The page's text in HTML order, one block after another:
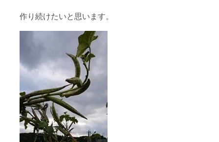
作り続けたいと思います。